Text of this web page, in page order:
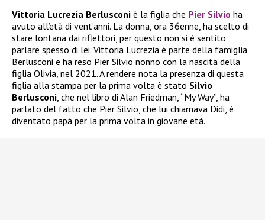
Vittoria Lucrezia Berlusconi è la figlia che Pier Silvio ha
avuto all’età di vent’anni. La donna, ora 36enne, ha scelto di
stare lontana dai riflettori, per questo non si è sentito
parlare spesso di lei. Vittoria Lucrezia è parte della famiglia
Berlusconi e ha reso Pier Silvio nonno con la nascita della
figlia Olivia, nel 2021. A rendere nota la presenza di questa
figlia alla stampa per la prima volta è stato Silvio
Berlusconi, che nel libro di Alan Friedman, “My Way”, ha
parlato del fatto che Pier Silvio, che lui chiamava Didi, è
diventato papà per la prima volta in giovane età.